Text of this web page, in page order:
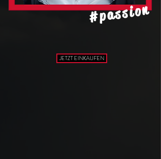
#passion
JETZT EINKAUFEN